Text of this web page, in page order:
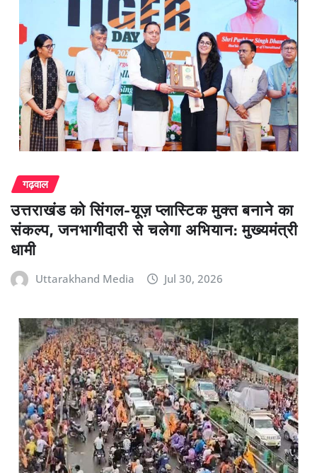
गढ़वाल
उत्तराखंड को सिंगल-यूज़ प्लास्टिक मुक्त बनाने का
संकल्प, जनभागीदारी से चलेगा अभियान: मुख्यमंत्री
धामी
Uttarakhand Media Jul 30, 2026